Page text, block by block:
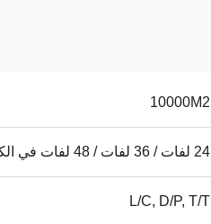
10000M2
24 لفات / 36 لفات / 48 لفات في الكرتون
L/C, D/P, T/T